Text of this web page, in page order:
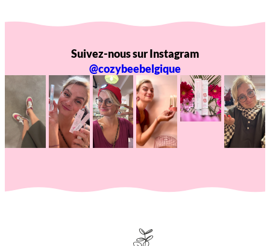
Suivez-nous sur Instagram
@cozybeebelgique